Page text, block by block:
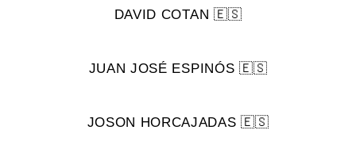
DAVID COTAN 🇪🇸
JUAN JOSÉ ESPINÓS 🇪🇸
JOSON HORCAJADAS 🇪🇸